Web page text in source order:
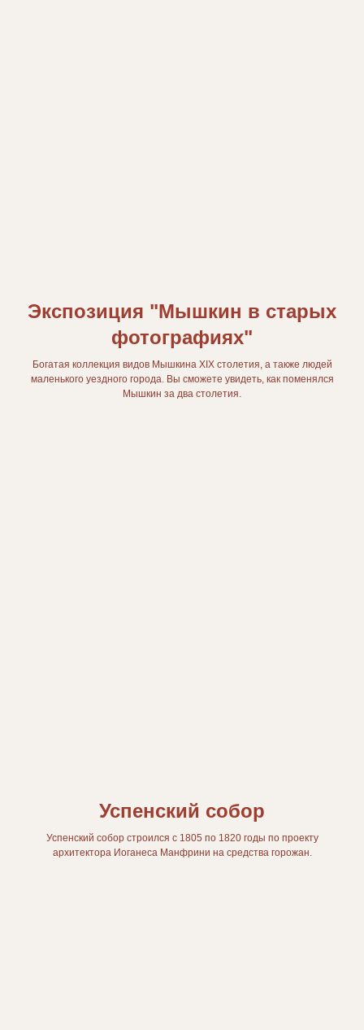
Экспозиция "Мышкин в старых
фотографиях"
Богатая коллекция видов Мышкина XIX столетия, а также людей
маленького уездного города. Вы сможете увидеть, как поменялся
Мышкин за два столетия.
Успенский собор
Успенский собор строился с 1805 по 1820 годы по проекту
архитектора Иоганеса Манфрини на средства горожан.